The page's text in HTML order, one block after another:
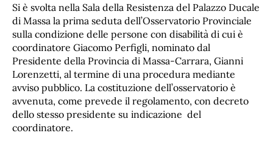
Si è svolta nella Sala della Resistenza del Palazzo Ducale
di Massa la prima seduta dell’Osservatorio Provinciale
sulla condizione delle persone con disabilità di cui è
coordinatore Giacomo Perfigli, nominato dal
Presidente della Provincia di Massa-Carrara, Gianni
Lorenzetti, al termine di una procedura mediante
avviso pubblico. La costituzione dell’osservatorio è
avvenuta, come prevede il regolamento, con decreto
dello stesso presidente su indicazione del
coordinatore.